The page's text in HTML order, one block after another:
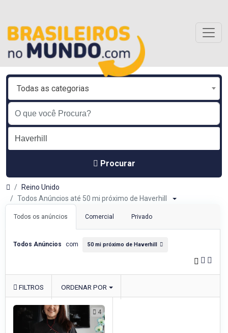
Todas as categorias
Procurar
Reino Unido
Todos Anúncios até 50 mi próximo de Haverhill
Todos os anúncios Comercial Privado
Todos Anúncios com 50 mi próximo de Haverhill
FILTROS ORDENAR POR
4